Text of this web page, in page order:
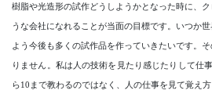
樹脂や光造形の試作どうしようかとなった時に、
うな会社になれることが当面の目標です。いつか
よう今後も多くの試作品を作っていきたいです。
りません。私は人の技術を見たり感じたりして仕
ら10まで教わるのではなく、人の仕事を見て覚え